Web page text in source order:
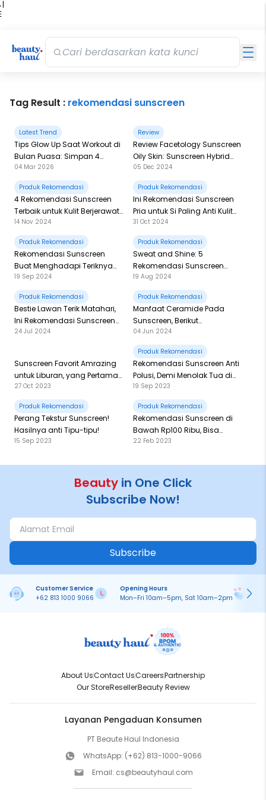
|
Tag Result : rekomendasi sunscreen
Latest Trend
Tips Glow Up Saat Workout di
Bulan Puasa: Simpan 4
Beauties Ini, Fix Aman!
04 Mar 2026
Review
Review Facetology Sunscreen
Oily Skin: Sunscreen Hybrid
Khusus Kulit Berminyak dan
Jerawat!
05 Dec 2024
Produk Rekomendasi
4 Rekomendasi Sunscreen
Terbaik untuk Kulit Berjerawat,
Wajib Punya!
14 Nov 2024
Produk Rekomendasi
Ini Rekomendasi Sunscreen
Pria untuk Si Paling Anti Kulit
Gosong
31 Oct 2024
Produk Rekomendasi
Rekomendasi Sunscreen
Buat Menghadapi Teriknya
Matahari Indonesia!
19 Sep 2024
Produk Rekomendasi
Sweat and Shine: 5
Rekomendasi Sunscreen
Waterproof Untuk
Berolahraga
19 Aug 2024
Produk Rekomendasi
Bestie Lawan Terik Matahari,
Ini Rekomendasi Sunscreen
Terbaik untuk Kulit Berminyak!
24 Jul 2024
Produk Rekomendasi
Manfaat Ceramide Pada
Sunscreen, Berikut
Rekomendasinya!
04 Jun 2024
Sunscreen Favorit Amrazing
untuk Liburan, yang Pertama
dengan Perlindungan
Kerusakan Sampai Tingkat
DNA
27 Oct 2023
Produk Rekomendasi
Rekomendasi Sunscreen Anti
Polusi, Demi Menolak Tua di
Jalan!
19 Sep 2023
Produk Rekomendasi
Perang Tekstur Sunscreen!
Hasilnya anti Tipu-tipu!
15 Sep 2023
Produk Rekomendasi
Rekomendasi Sunscreen di
Bawah Rp100 Ribu, Bisa
Dipakai di Atas Makeup!
22 Feb 2023
Beauty in One Click
Subscribe Now!
Subscribe
Customer Service
+62 813 1000 9066
Opening Hours
Mon–Fri 10am–5pm, Sat 10am–2pm
About UsContact UsCareersPartnership
Our StoreResellerBeauty Review
Layanan Pengaduan Konsumen
PT Beaute Haul Indonesia
WhatsApp: (+62) 813-1000-9066
Email: cs@beautyhaul.com